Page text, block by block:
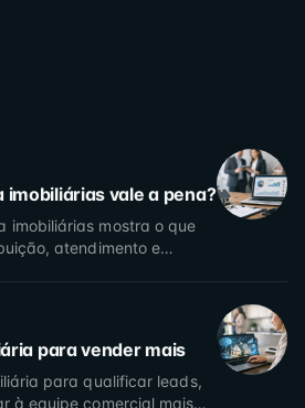
imobiliárias vale a pena?
imobiliárias mostra o que
atendimento e
para vender mais
para qualificar leads,
à equipe comercial mais